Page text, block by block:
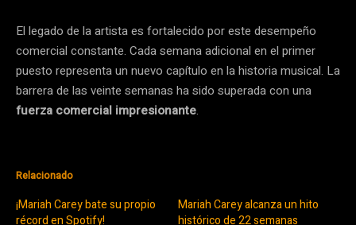
El legado de la artista es fortalecido por este desempeño
comercial constante. Cada semana adicional en el primer
puesto representa un nuevo capítulo en la historia musical. La
barrera de las veinte semanas ha sido superada con una
fuerza comercial impresionante.
Relacionado
¡Mariah Carey bate su propio
récord en Spotify!
Mariah Carey alcanza un hito
histórico de 22 semanas